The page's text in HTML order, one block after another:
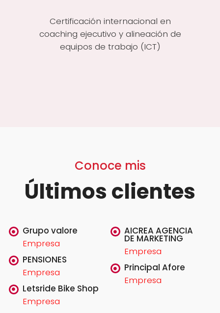
Certificación internacional en
coaching ejecutivo y alineación de
equipos de trabajo (ICT)
Conoce mis
Últimos clientes
Grupo valore
Empresa
PENSIONES
Empresa
Letsride Bike Shop
Empresa
AICREA AGENCIA
DE MARKETING
Empresa
Principal Afore
Empresa